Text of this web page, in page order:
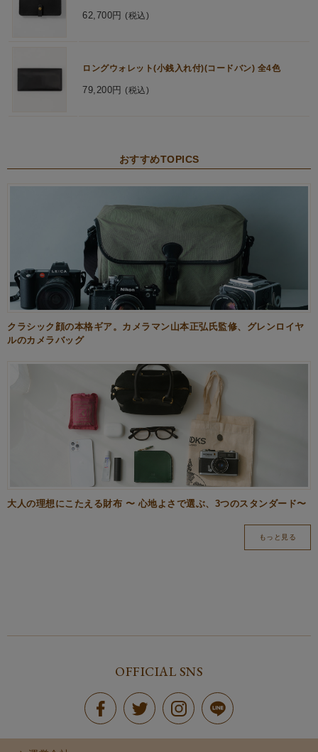
62,700円 (税込)
ロングウォレット(小銭入れ付)(コードバン) 全4色
79,200円 (税込)
おすすめTOPICS
クラシック顔の本格ギア。カメラマン山本正弘氏監修、グレンロイヤ
ルのカメラバッグ
大人の理想にこたえる財布 〜 心地よさで選ぶ、3つのスタンダード〜
もっと見る
OFFICIAL SNS